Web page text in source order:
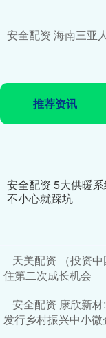
安全配资 海南三亚
推荐资讯
安全配资 5大供暖
不小心就踩坑
天美配资 （投资
住第二次成长机会
安全配资 康欣新
发行乡村振兴中小